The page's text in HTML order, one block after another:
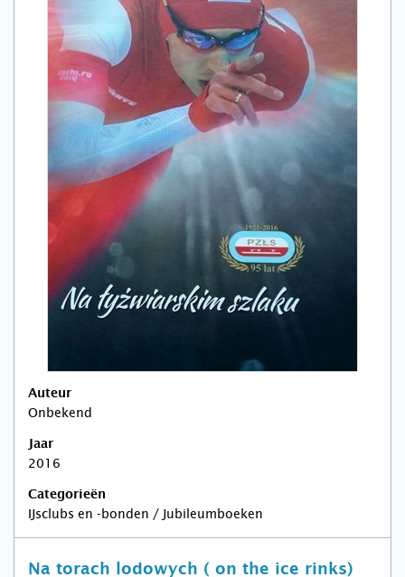
Auteur
Onbekend
Jaar
2016
Categorieën
IJsclubs en -bonden / Jubileumboeken
Na torach lodowych ( on the ice rinks)